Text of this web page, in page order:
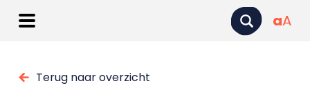
aA
Terug naar overzicht